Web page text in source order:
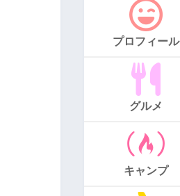
プロフィール
グルメ
キャンプ